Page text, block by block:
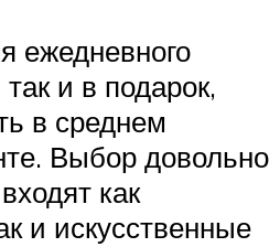
ежедневного
и в подарок,
в среднем
Выбор довольно
как
и искусственные